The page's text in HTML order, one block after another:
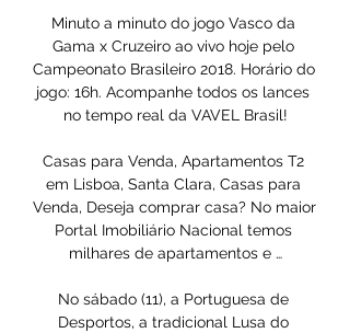
Minuto a minuto do jogo Vasco da
Gama x Cruzeiro ao vivo hoje pelo
Campeonato Brasileiro 2018. Horário do
jogo: 16h. Acompanhe todos os lances
no tempo real da VAVEL Brasil!
Casas para Venda, Apartamentos T2
em Lisboa, Santa Clara, Casas para
Venda, Deseja comprar casa? No maior
Portal Imobiliário Nacional temos
milhares de apartamentos e …
No sábado (11), a Portuguesa de
Desportos, a tradicional Lusa do